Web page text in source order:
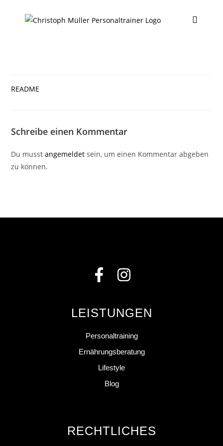
README
Schreibe einen Kommentar
Du musstangemeldet sein, um einen Kommentar abgeben
zu können.
LEISTUNGEN
Personaltraining
Ernährungsberatung
Lifestyle
Blog
RECHTLICHES